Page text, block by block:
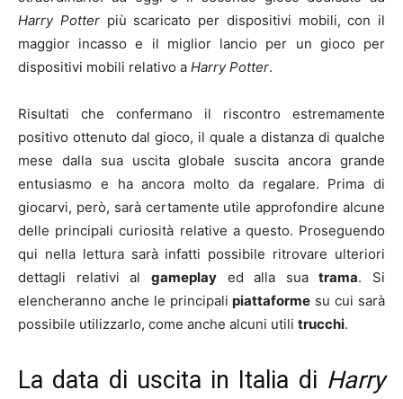
Harry Potterpiù scaricato per dispositivi mobili, con il
maggior incasso e il miglior lancio per un gioco per
dispositivi mobili relativo a Harry Potter.
Risultati che confermano il riscontro estremamente
positivo ottenuto dal gioco, il quale a distanza di qualche
mese dalla sua uscita globale suscita ancora grande
entusiasmo e ha ancora molto da regalare. Prima di
giocarvi, però, sarà certamente utile approfondire alcune
delle principali curiosità relative a questo. Proseguendo
qui nella lettura sarà infatti possibile ritrovare ulteriori
dettagli relativi al gameplayed alla suatrama. Si
elencheranno anche le principalipiattaforme su cui sarà
possibile utilizzarlo, come anche alcuni utili trucchi.
La data di uscita in Italia di Harry